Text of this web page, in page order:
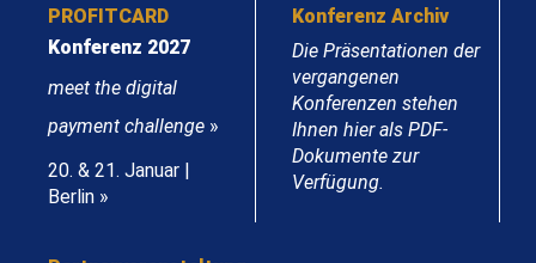
PROFITCARD
Konferenz 2027
meet the digital
payment challenge »
20. & 21. Januar |
Berlin »
Konferenz Archiv
Die Präsentationen der
vergangenen
Konferenzen stehen
Ihnen hier als PDF-
Dokumente zur
Verfügung.